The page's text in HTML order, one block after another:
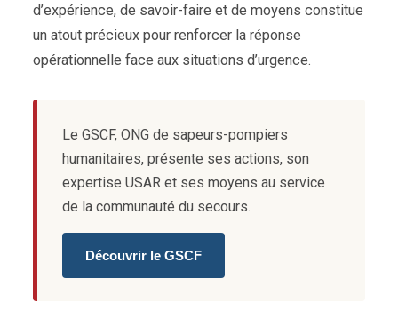
d’expérience, de savoir-faire et de moyens constitue
un atout précieux pour renforcer la réponse
opérationnelle face aux situations d’urgence.
Le GSCF, ONG de sapeurs-pompiers
humanitaires, présente ses actions, son
expertise USAR et ses moyens au service
de la communauté du secours.
Découvrir le GSCF